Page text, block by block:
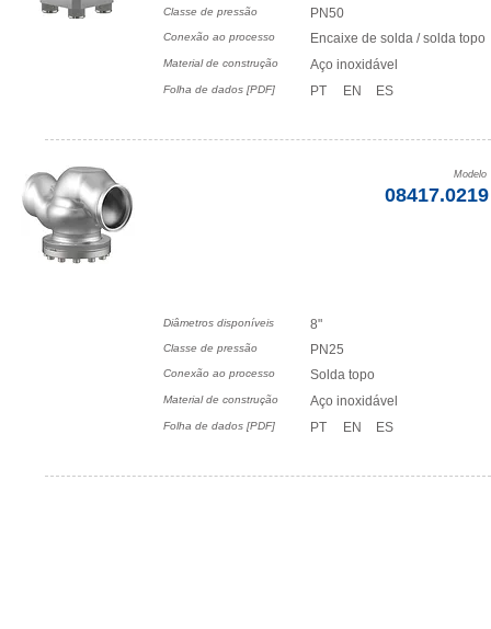
Classe de pressão
Conexão ao processo
Material de construção
Folha de dados [PDF]
PN50
Encaixe de solda / solda topo
Aço inoxidável
PT
EN ES
Modelo
08417.0219
Diâmetros disponíveis
Classe de pressão
Conexão ao processo
Material de construção
Folha de dados [PDF]
8"
PN25
Solda topo
Aço inoxidável
PT
EN ES